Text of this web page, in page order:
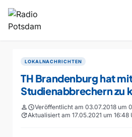
LOKALNACHRICHTEN
TH Brandenburg hat
Studienabbrechern zu
personscheduleVeröffentlicht am 03.07.2018 um
updateAktualisiert am 17.05.2021 um 16:48